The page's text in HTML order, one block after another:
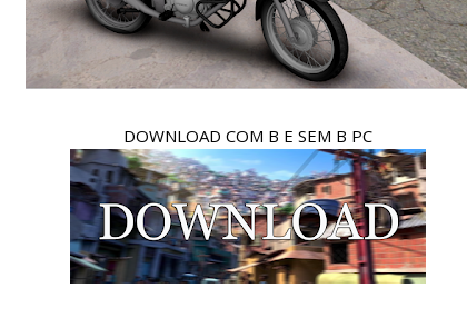
DOWNLOAD COM B E SEM B PC